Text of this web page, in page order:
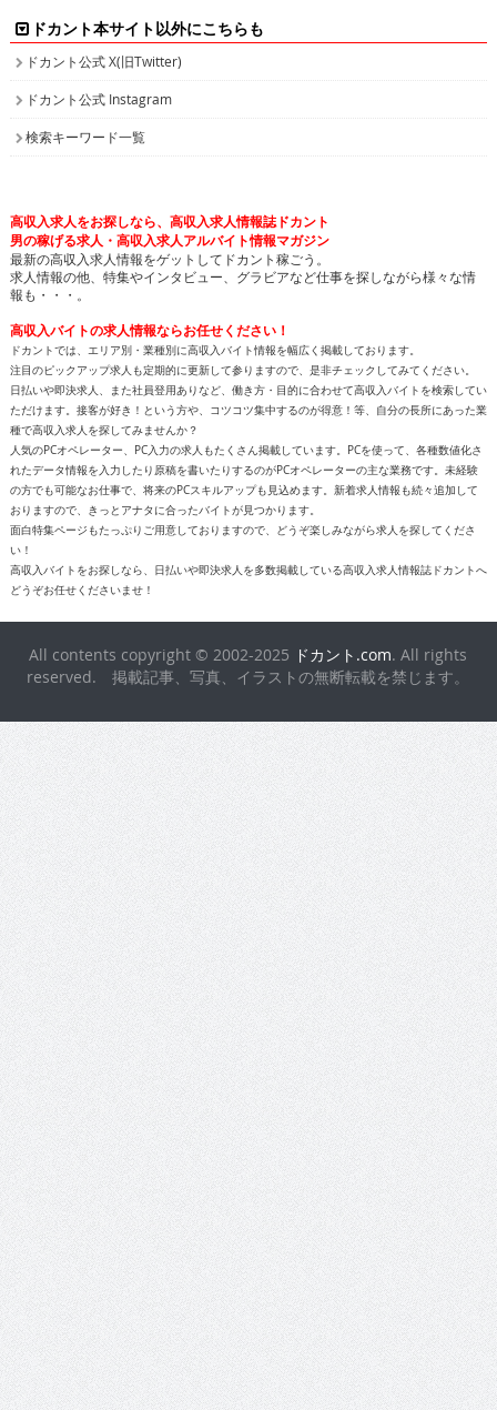
ドカント本サイト以外にこちらも
ドカント公式 X(旧Twitter)
ドカント公式 Instagram
検索キーワード一覧
高収入求人をお探しなら、高収入求人情報誌ドカント
男の稼げる求人・高収入求人アルバイト情報マガジン
最新の高収入求人情報をゲットしてドカント稼ごう。
求人情報の他、特集やインタビュー、グラビアなど仕事を探しながら様々な情
報も・・・。
高収入バイトの求人情報ならお任せください！
ドカントでは、エリア別・業種別に高収入バイト情報を幅広く掲載しております。
注目のピックアップ求人も定期的に更新して参りますので、是非チェックしてみてください。
日払いや即決求人、また社員登用ありなど、働き方・目的に合わせて高収入バイトを検索してい
ただけます。接客が好き！という方や、コツコツ集中するのが得意！等、自分の長所にあった業
種で高収入求人を探してみませんか？
人気のPCオペレーター、PC入力の求人もたくさん掲載しています。PCを使って、各種数値化さ
れたデータ情報を入力したり原稿を書いたりするのがPCオペレーターの主な業務です。未経験
の方でも可能なお仕事で、将来のPCスキルアップも見込めます。新着求人情報も続々追加して
おりますので、きっとアナタに合ったバイトが見つかります。
面白特集ページもたっぷりご用意しておりますので、どうぞ楽しみながら求人を探してくださ
い！
高収入バイトをお探しなら、日払いや即決求人を多数掲載している高収入求人情報誌ドカントへ
どうぞお任せくださいませ！
All contents copyright © 2002-2025 ドカント.com. All rights
reserved. 掲載記事、写真、イラストの無断転載を禁じます。